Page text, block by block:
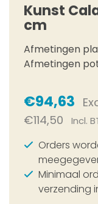
Kunst
cm
Afmetingen
Afmetingen
€94,63
€114,50
Incl.
Orders
Minimaal
verzending